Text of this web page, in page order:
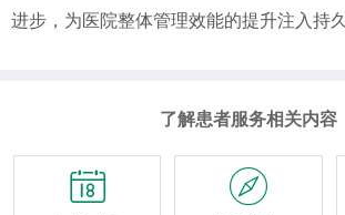
进步，为医院整体管理效能的提升注入持久
了解患者服务相关内容
 